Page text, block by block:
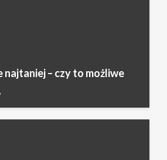
najtaniej – czy to możliwe